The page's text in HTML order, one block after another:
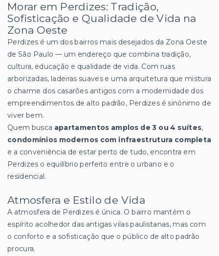
Morar em Perdizes: Tradição,
Sofisticação e Qualidade de Vida na
Zona Oeste
Perdizes é um dos bairros mais desejados da Zona Oeste
de São Paulo — um endereço que combina tradição,
cultura, educação e qualidade de vida. Com ruas
arborizadas, ladeiras suaves e uma arquitetura que mistura
o charme dos casarões antigos com a modernidade dos
empreendimentos de alto padrão, Perdizes é sinônimo de
viver bem.
Quem busca apartamentos amplos de 3 ou 4 suítes,
condomínios modernos com infraestrutura completa
e a conveniência de estar perto de tudo, encontra em
Perdizes o equilíbrio perfeito entre o urbano e o
residencial.
Atmosfera e Estilo de Vida
A atmosfera de Perdizes é única. O bairro mantém o
espírito acolhedor das antigas vilas paulistanas, mas com
o conforto e a sofisticação que o público de alto padrão
procura.